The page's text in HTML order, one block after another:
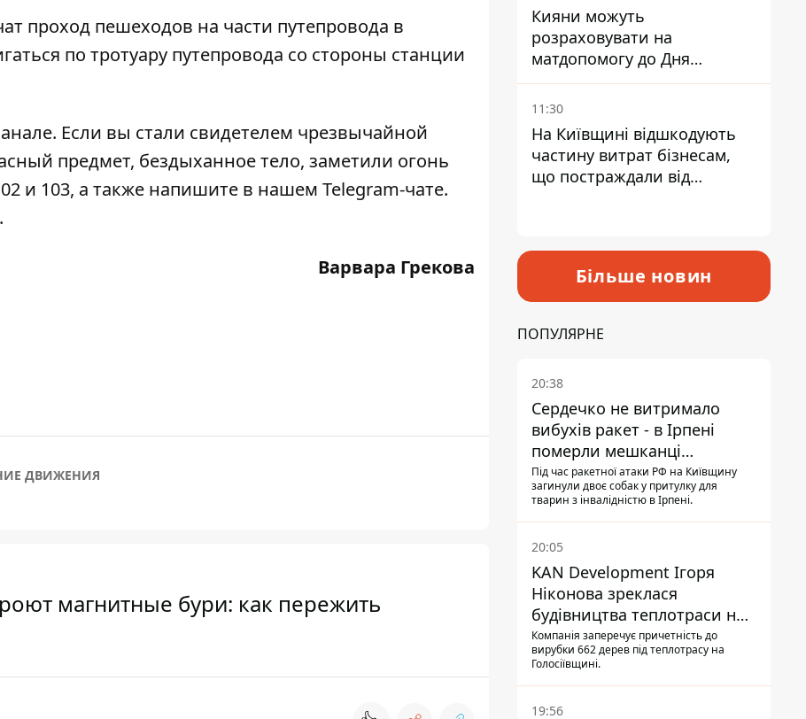
проход пешеходов на части путепровода в
по тротуару путепровода со стороны станции
. Если вы стали свидетелем чрезвычайной
предмет, бездыханное тело, заметили огонь
и 103, а также напишите в нашем Telegram-чате.
.
Варвара Грекова
ДВИЖЕНИЯ
магнитные бури: как пережить
Кияни можуть
розраховувати на
матдопомогу до Дня
незалежності - кому її
дадуть
11:30
На Київщині відшкодують
частину витрат бізнесам,
що постраждали від
Більше новин
ПОПУЛЯРНЕ
20:38
Сердечко не витримало
вибухів ракет - в Ірпені
померли мешканці
притулку для собак з
інвалідністю
Під час ракетної атаки РФ на Київщину
загинули двоє собак у притулку для
тварин з інвалідністю в Ірпені.
20:05
KAN Development Ігоря
Ніконова зреклася
будівництва теплотраси на
Теремках
Компанія заперечує причетність до
вирубки 662 дерев під теплотрасу на
Голосіївщині.
19:56